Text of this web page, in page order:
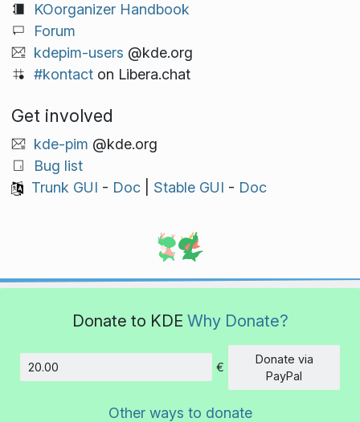
KOorganizer Handbook
Forum
kdepim-users @kde.org
#kontacton Libera.chat
Get involved
kde-pim @kde.org
Bug list
Trunk GUI - Doc| Stable GUI - Doc
Donate to KDE Why Donate?
Amount
€
Donate via
PayPal
Other ways to donate